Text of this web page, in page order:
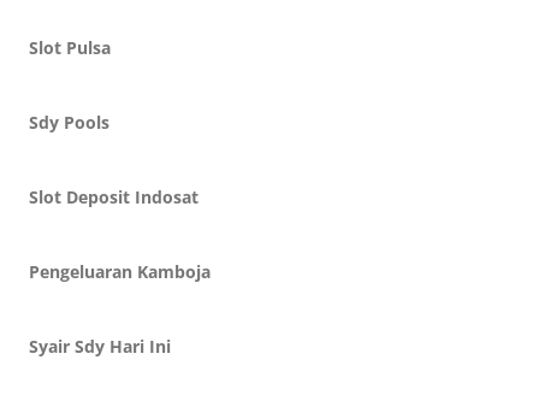
Slot Pulsa
Sdy Pools
Slot Deposit Indosat
Pengeluaran Kamboja
Syair Sdy Hari Ini